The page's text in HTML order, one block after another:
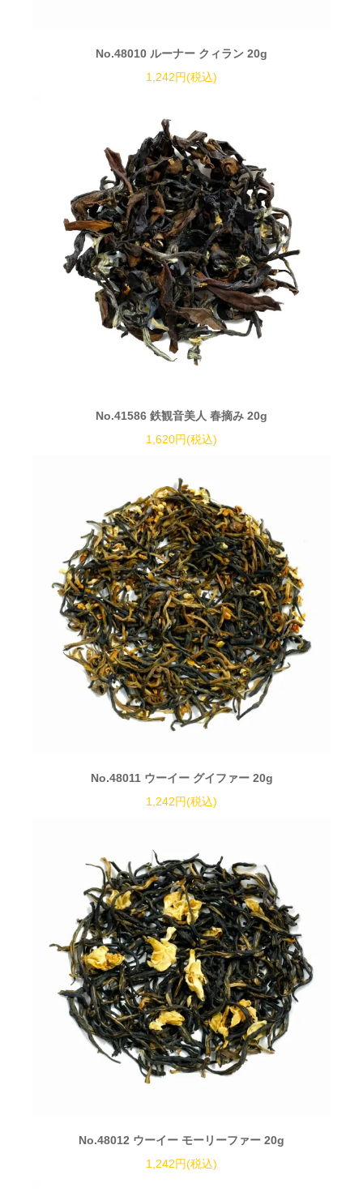
No.48010 ルーナー クィラン 20g
1,242円(税込)
No.41586 鉄観音美人 春摘み 20g
1,620円(税込)
No.48011 ウーイー グイファー 20g
1,242円(税込)
No.48012 ウーイー モーリーファー 20g
1,242円(税込)